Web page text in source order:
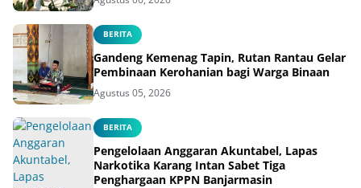
BERITA
Gandeng Kemenag Tapin, Rutan Rantau Gelar
Pembinaan Kerohanian bagi Warga Binaan
Agustus 05, 2026
BERITA
Pengelolaan Anggaran Akuntabel, Lapas
Narkotika Karang Intan Sabet Tiga
Penghargaan KPPN Banjarmasin